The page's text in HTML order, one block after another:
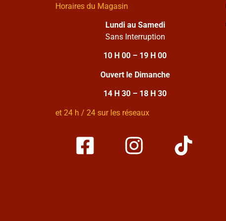
Horaires du Magasin
Lundi au Samedi
Sans Interruption
10 H 00 – 19 H 00
Ouvert le Dimanche
14 H 30 – 18 H 30
et 24 h / 24 sur les réseaux